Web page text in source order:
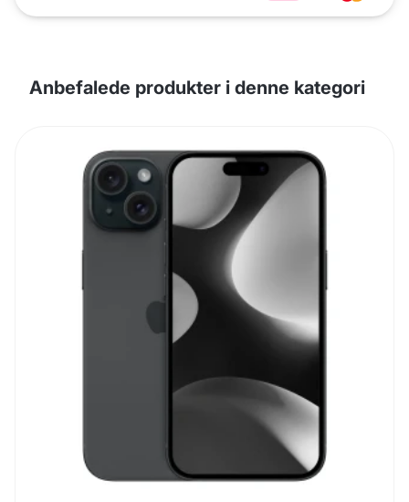
Anbefalede produkter i denne kategori